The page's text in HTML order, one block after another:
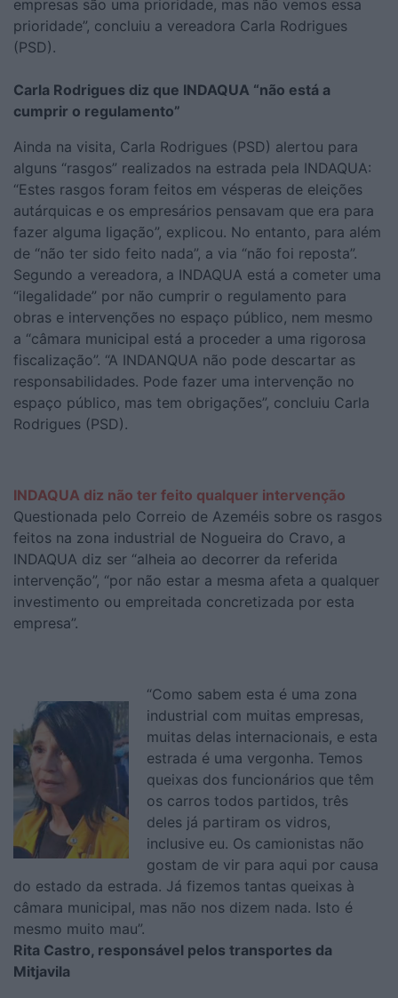
empresas são uma prioridade, mas não vemos essa
prioridade”, concluiu a vereadora Carla Rodrigues
(PSD).
Carla Rodrigues diz que INDAQUA “não está a
cumprir o regulamento”
Ainda na visita, Carla Rodrigues (PSD) alertou para
alguns “rasgos” realizados na estrada pela INDAQUA:
“Estes rasgos foram feitos em vésperas de eleições
autárquicas e os empresários pensavam que era para
fazer alguma ligação”, explicou. No entanto, para além
de “não ter sido feito nada”, a via “não foi reposta”.
Segundo a vereadora, a INDAQUA está a cometer uma
“ilegalidade” por não cumprir o regulamento para
obras e intervenções no espaço público, nem mesmo
a “câmara municipal está a proceder a uma rigorosa
fiscalização”. “A INDANQUA não pode descartar as
responsabilidades. Pode fazer uma intervenção no
espaço público, mas tem obrigações”, concluiu Carla
Rodrigues (PSD).
INDAQUA diz não ter feito qualquer intervenção
Questionada pelo Correio de Azeméis sobre os rasgos
feitos na zona industrial de Nogueira do Cravo, a
INDAQUA diz ser “alheia ao decorrer da referida
intervenção”, “por não estar a mesma afeta a qualquer
investimento ou empreitada concretizada por esta
empresa”.
“Como sabem esta é uma zona
industrial com muitas empresas,
muitas delas internacionais, e esta
estrada é uma vergonha. Temos
queixas dos funcionários que têm
os carros todos partidos, três
deles já partiram os vidros,
inclusive eu. Os camionistas não
gostam de vir para aqui por causa
do estado da estrada. Já fizemos tantas queixas à
câmara municipal, mas não nos dizem nada. Isto é
mesmo muito mau”.
Rita Castro, responsável pelos transportes da
Mitjavila